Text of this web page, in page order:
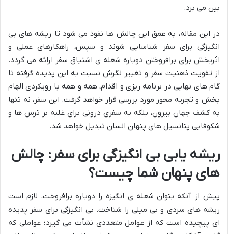
بین می برد.
در این مقاله، به عمق این چالش ها نفوذ می شود تا ریشه های بی
انگیزگی برای سفر شناسایی شوند و سپس، راهکارهای عملی و
اثربخش برای برافروختن دوباره شعله ی اشتیاق سفر ارائه می گردد.
از تقویت ذهنیت سفر و تغییر نگرش نسبت به این پدیده گرفته تا
گام های نهایی در برنامه ریزی و اقدام، همه و همه با رویکردی الهام
بخش و تجربه محور مورد بررسی قرار خواهد گرفت. این سفر، نه تنها
به کشف جهان بیرون، بلکه به سفری درونی برای غلبه بر ترس ها و
شکوفایی پتانسیل های پنهان انسان تبدیل خواهد شد.
ریشه یابی بی انگیزگی برای سفر: چالش
های پنهان شما چیست؟
پیش از آنکه بتوان شعله ی انگیزه را دوباره برافروخت، لازم است
ریشه های سردی و بی میلی را شناخت. بی انگیزگی برای سفر پدیده
ای پیچیده است که از عوامل متعددی نشأت می گیرد؛ عواملی که